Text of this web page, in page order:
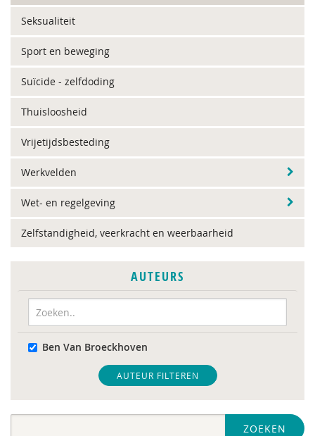
Seksualiteit
Sport en beweging
Suïcide - zelfdoding
Thuisloosheid
Vrijetijdsbesteding
Werkvelden
Wet- en regelgeving
Zelfstandigheid, veerkracht en weerbaarheid
AUTEURS
Ben Van Broeckhoven
AUTEUR FILTEREN
ZOEKEN